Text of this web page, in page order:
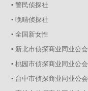
▪ 警民侦探社
▪ 晚晴侦探社
▪ 全国新女性
▪ 新北市侦探商业同业公会
▪ 桃园市侦探商业同业公会
▪ 台中市侦探商业同业公会